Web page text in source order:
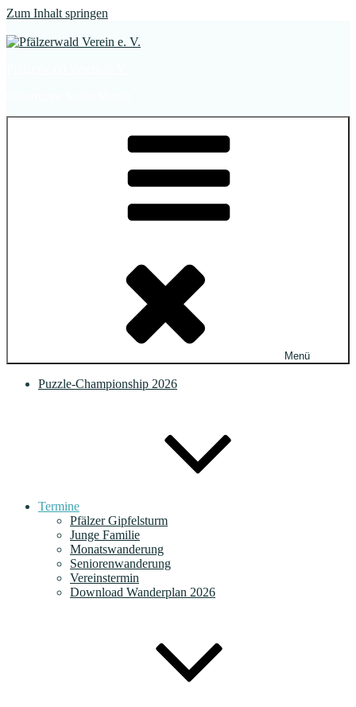
Zum Inhalt springen
Menü
Puzzle-Championship 2026
Termine
Pfälzer Gipfelsturm
Junge Familie
Monatswanderung
Seniorenwanderung
Vereinstermin
Download Wanderplan 2026